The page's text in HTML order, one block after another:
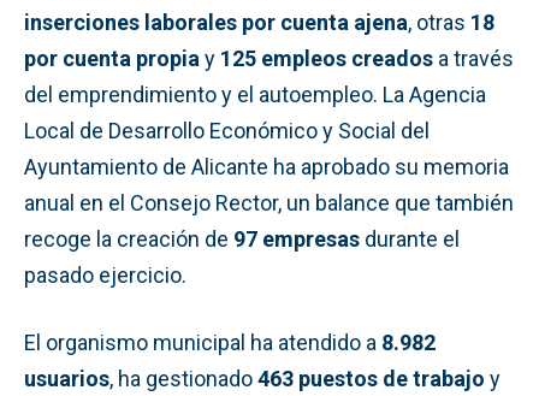
inserciones laborales por cuenta ajena, otras 18
por cuenta propia y 125 empleos creados a través
del emprendimiento y el autoempleo. La Agencia
Local de Desarrollo Económico y Social del
Ayuntamiento de Alicante ha aprobado su memoria
anual en el Consejo Rector, un balance que también
recoge la creación de 97 empresas durante el
pasado ejercicio.
El organismo municipal ha atendido a 8.982
usuarios, ha gestionado463 puestos de trabajo y